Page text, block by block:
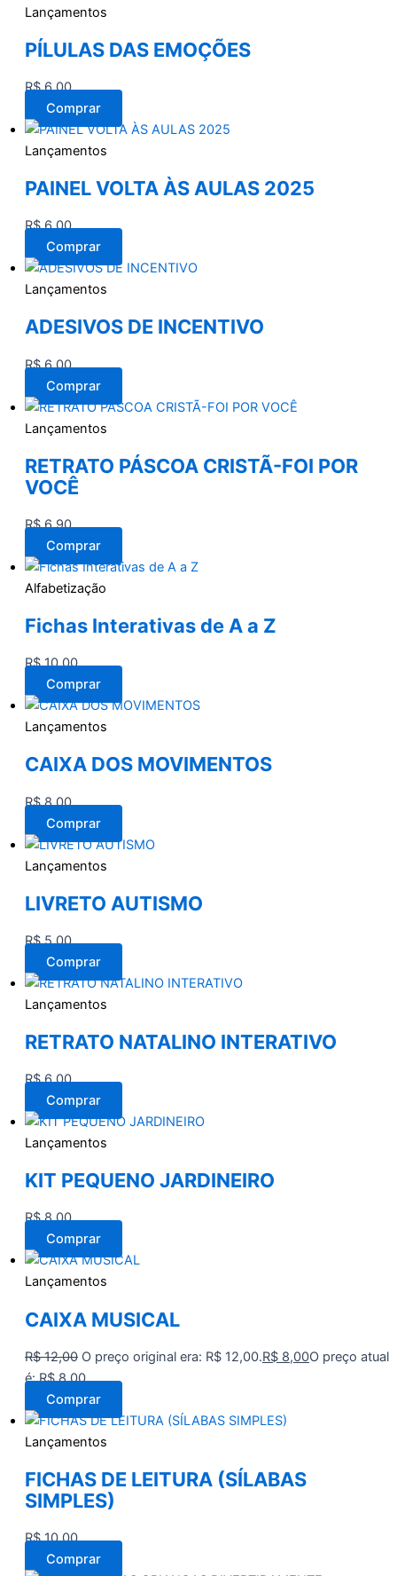
Lançamentos
PÍLULAS DAS EMOÇÕES
R$6,00
Comprar
Lançamentos
PAINEL VOLTA ÀS AULAS 2025
R$6,00
Comprar
Lançamentos
ADESIVOS DE INCENTIVO
R$6,00
Comprar
Lançamentos
RETRATO PÁSCOA CRISTÃ-FOI POR
VOCÊ
R$6,90
Comprar
Alfabetização
Fichas Interativas de A a Z
R$10,00
Comprar
Lançamentos
CAIXA DOS MOVIMENTOS
R$8,00
Comprar
Lançamentos
LIVRETO AUTISMO
R$5,00
Comprar
Lançamentos
RETRATO NATALINO INTERATIVO
R$6,00
Comprar
Lançamentos
KIT PEQUENO JARDINEIRO
R$8,00
Comprar
Lançamentos
CAIXA MUSICAL
R$12,00 O preço original era: R$ 12,00.R$ 8,00O preço atual
é: R$ 8,00.
Comprar
Lançamentos
FICHAS DE LEITURA (SÍLABAS
SIMPLES)
R$10,00
Comprar